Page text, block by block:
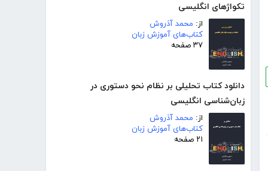
تکواژهای انگلیسی
از: محمد آذروش
کتاب‌های آموزش زبان
۳۷ صفحه
دانلود کتاب تحلیلی بر نظام نحو دستوری در
زبان‌شناسی انگلیسی
از: محمد آذروش
کتاب‌های آموزش زبان
۲۱ صفحه